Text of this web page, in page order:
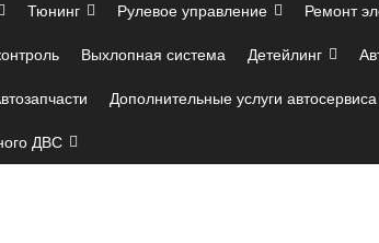
Тюнинг Рулевое управление Ремонт
Выхлопная система Детейлинг
Дополнительные услуги автосервиса
ДВС